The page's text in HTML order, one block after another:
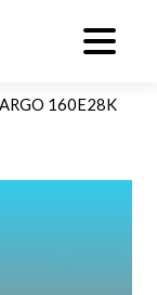
160E28K